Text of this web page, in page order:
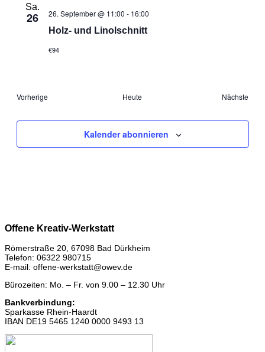
Sa.
26 26. September @ 11:00 - 16:00
Holz- und Linolschnitt
€94
VorherigeVeranstaltungen Heute Nächste
Kalender abonnieren
Offene Kreativ-Werkstatt
Römerstraße 20, 67098 Bad Dürkheim
Telefon: 06322 980715
E-mail: offene-werkstatt@owev.de
Bürozeiten: Mo. – Fr. von 9.00 – 12.30 Uhr
Bankverbindung:
Sparkasse Rhein-Haardt
IBAN DE19 5465 1240 0000 9493 13